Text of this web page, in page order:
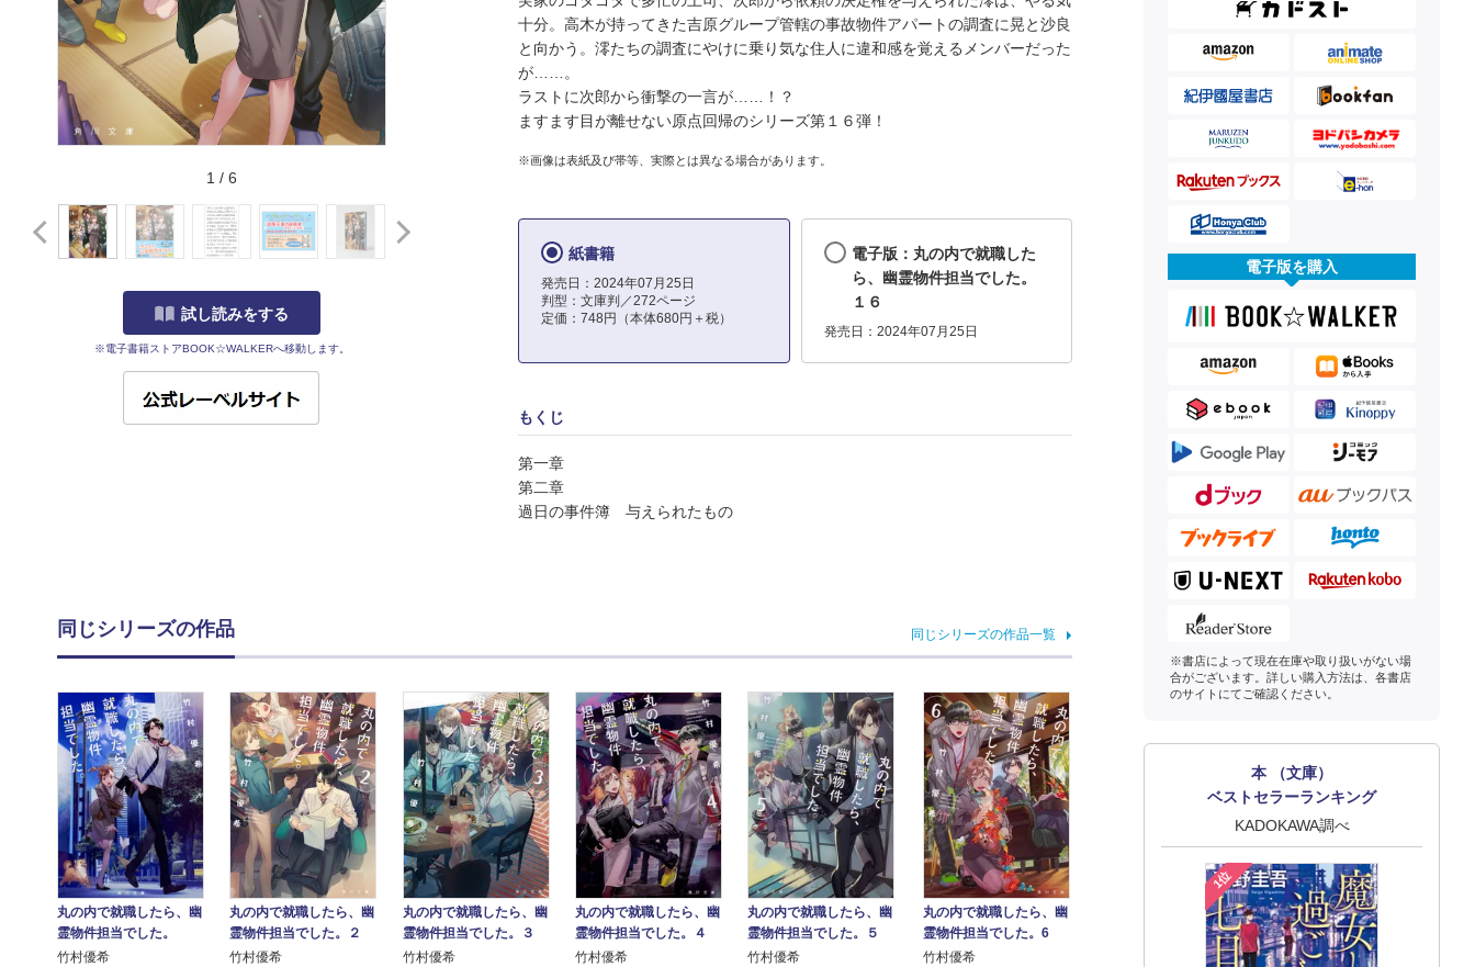
1 / 6
試し読みをする
※電子書籍ストアBOOK☆WALKERへ移動します。
十分。高木が持ってきた吉原グループ管轄の事故物件アパートの調査に晃と沙良
と向かう。澪たちの調査にやけに乗り気な住人に違和感を覚えるメンバーだった
が……。
ラストに次郎から衝撃の一言が……！？
ますます目が離せない原点回帰のシリーズ第１６弾！
※画像は表紙及び帯等、実際とは異なる場合があります。
紙書籍
発売日：2024年07月25日
判型：文庫判／272ページ
定価：748円（本体680円＋税）
電子版：丸の内で就職した
ら、幽霊物件担当でした。
１６
発売日：2024年07月25日
もくじ
第一章
第二章
過日の事件簿 与えられたもの
同じシリーズの作品 同じシリーズの作品一覧
丸の内で就職したら、幽
霊物件担当でした。
竹村優希
丸の内で就職したら、幽
霊物件担当でした。２
竹村優希
丸の内で就職したら、幽
霊物件担当でした。３
竹村優希
丸の内で就職したら、幽
霊物件担当でした。４
竹村優希
丸の内で就職したら、幽
霊物件担当でした。５
竹村優希
丸の内で就職したら、幽
霊物件担当でした。6
竹村優希
電子版を購入
※書店によって現在在庫や取り扱いがない場
合がございます。詳しい購入方法は、各書店
のサイトにてご確認ください。
本 （文庫）
ベストセラーランキング
KADOKAWA調べ
1位